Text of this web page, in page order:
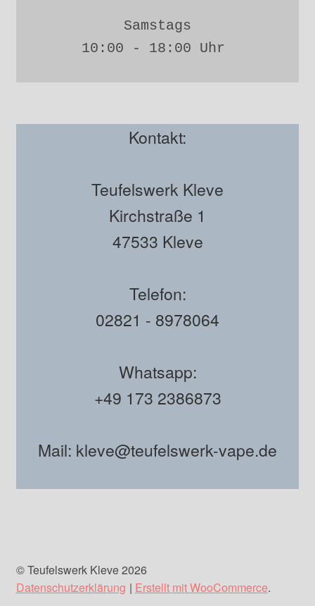
Samstags
10:00 - 18:00 Uhr
Kontakt:
Teufelswerk Kleve
Kirchstraße 1
47533 Kleve
Telefon:
02821 - 8978064
Whatsapp:
+49 173 2386873
Mail: kleve@teufelswerk-vape.de
© Teufelswerk Kleve 2026
Datenschutzerklärung
Erstellt mit WooCommerce.